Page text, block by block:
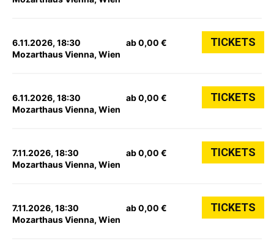
6.11.2026, 18:30
Mozarthaus Vienna, Wien
ab 0,00 € TICKETS
6.11.2026, 18:30
Mozarthaus Vienna, Wien
ab 0,00 € TICKETS
7.11.2026, 18:30
Mozarthaus Vienna, Wien
ab 0,00 € TICKETS
7.11.2026, 18:30
Mozarthaus Vienna, Wien
ab 0,00 € TICKETS